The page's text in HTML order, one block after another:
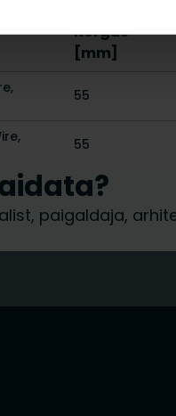
Kõrgus
[mm]
55
55
paigaldaja,